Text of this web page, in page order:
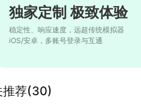
独家定制 极致体验
稳定性、响应速度，远超传统模拟器
iOS/安卓，多账号登录与互通
推荐(30)